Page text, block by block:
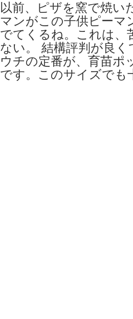
以前、ピザを窯で焼い
マンがこの子供ピーマ
でてくるね。これは、
ない。 結構評判が良
ウチの定番が、育苗ポ
です。このサイズでも